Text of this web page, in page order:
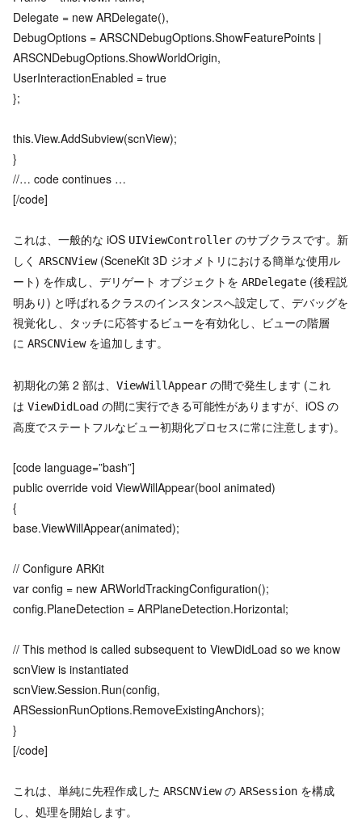
Delegate = new ARDelegate(),
DebugOptions = ARSCNDebugOptions.ShowFeaturePoints |
ARSCNDebugOptions.ShowWorldOrigin,
UserInteractionEnabled = true
};
this.View.AddSubview(scnView);
}
//… code continues …
[/code]
これは、一般的な iOS UIViewController のサブクラスです。新
しく ARSCNView(SceneKit 3D ジオメトリにおける簡単な使用ル
ート) を作成し、デリゲート オブジェクトを ARDelegate (後程説
明あり) と呼ばれるクラスのインスタンスへ設定して、デバッグを
視覚化し、タッチに応答するビューを有効化し、ビューの階層
に ARSCNViewを追加します。
初期化の第 2 部は、 ViewWillAppear の間で発生します (これ
は ViewDidLoad の間に実行できる可能性がありますが、iOS の
高度でステートフルなビュー初期化プロセスに常に注意します)。
[code language=”bash”]
public override void ViewWillAppear(bool animated)
{
base.ViewWillAppear(animated);
// Configure ARKit
var config = new ARWorldTrackingConfiguration();
config.PlaneDetection = ARPlaneDetection.Horizontal;
// This method is called subsequent to ViewDidLoad so we know
scnView is instantiated
scnView.Session.Run(config,
ARSessionRunOptions.RemoveExistingAnchors);
}
[/code]
これは、単純に先程作成した ARSCNViewの ARSession を構成
し、処理を開始します。